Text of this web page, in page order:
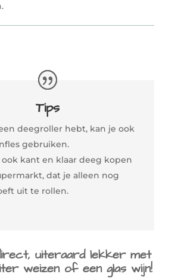
Tips
deegroller hebt, kan je ook
gebruiken.
kant en klaar deeg kopen
dat je alleen nog
uit te rollen.
uiteraard lekker met
weizen of een glas wijn!